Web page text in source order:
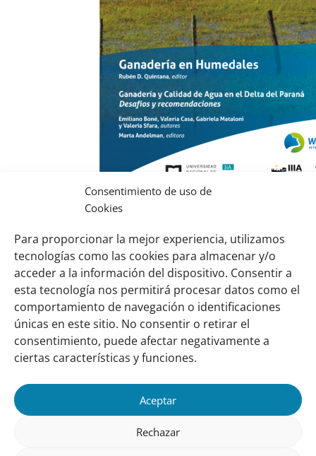
Consentimiento de uso de
Cookies
Para proporcionar la mejor experiencia, utilizamos
tecnologías como las cookies para almacenar y/o
acceder a la información del dispositivo. Consentir a
esta tecnología nos permitirá procesar datos como el
comportamiento de navegación o identificaciones
únicas en este sitio. No consentir o retirar el
consentimiento, puede afectar negativamente a
ciertas características y funciones.
Aceptar
Rechazar
Ganadería y Calidad de Agua en el Delta
Desafíos y recomendaciones
Descargar (pdf, 1,97 MB)
Links
importantes
Sobre nosotros
Nuestra red
Misión y Visión
Nuestra historia
Conozca a nuestro equipo